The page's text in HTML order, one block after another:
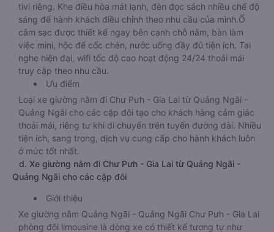
tivi riêng. Khe điều hòa mát lạnh, đèn đọc sách nhiều chế độ
sáng để hành khách điều chỉnh theo nhu cầu của mình.Ổ
cắm sạc được thiết kế ngay bên cạnh chỗ nằm, bàn làm
việc mini, hộc để cốc chén, nước uống đầy đủ tiện ích. Tai
nghe hiện đại, wifi tốc độ cao hoạt động 24/24 thoải mái
truy cập theo nhu cầu.
Ưu điểm
Loại xe giường nằm đi Chư Pưh - Gia Lai từ Quảng Ngãi -
Quảng Ngãi cho các cặp đôi tạo cho khách hàng cảm giác
thoải mái, riêng tư khi di chuyển trên tuyến đường dài. Nhiều
tiện ích, sang trọng, dịch vụ cung cấp cho hành khách luôn
ở mức tốt nhất.
d. Xe giường nằm đi Chư Pưh - Gia Lai từ Quảng Ngãi -
Quảng Ngãi cho các cặp đôi
Giới thiệu
Xe giường nằm Quảng Ngãi - Quảng Ngãi Chư Pưh - Gia Lai
phòng đôi limousine là dòng xe có thiết kế tương tự như